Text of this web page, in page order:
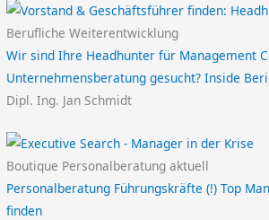
Berufliche Weiterentwicklung
Wir sind Ihre Headhunter für Management
Unternehmensberatung gesucht? Inside
Dipl. Ing. Jan Schmidt
Boutique Personalberatung aktuell
Personalberatung Führungskräfte (!) Top
finden